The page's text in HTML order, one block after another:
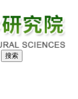
搜索